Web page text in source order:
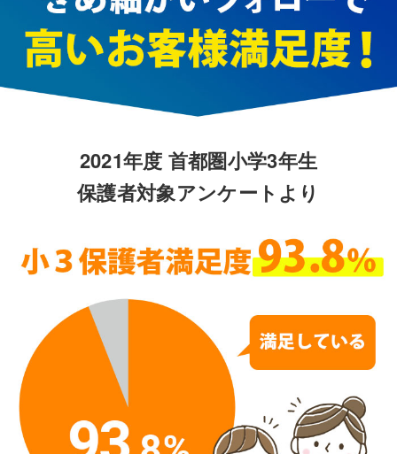
2021年度 首都圏小学3年生
保護者対象アンケートより